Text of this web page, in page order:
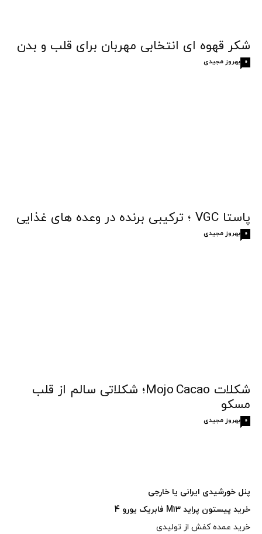
شکر قهوه‌ ای انتخابی مهربان برای قلب و بدن
بهروز مجیدی 0
پاستا VGC ؛ ترکیبی برنده در وعده های غذایی
بهروز مجیدی 0
شکلات Mojo Cacao؛ شکلاتی سالم از قلب
مسکو
بهروز مجیدی 0
پنل خورشیدی ایرانی یا خارجی
خرید پیستون پراید M13 فابریک یورو 4
خرید عمده کفش از تولیدی